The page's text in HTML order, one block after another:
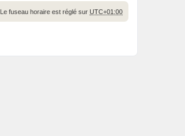
Le fuseau horaire est réglé sur UTC+01:00